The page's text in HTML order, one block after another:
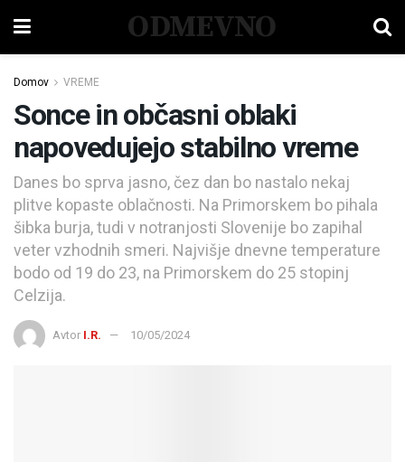
ODMEVNO
Domov VREME
Sonce in občasni oblaki
napovedujejo stabilno vreme
Danes bo sprva jasno, čez dan bo nastalo nekaj
plitve kopaste oblačnosti. Na Primorskem bo pihala
šibka burja, tudi v notranjosti Slovenije bo zapihal
veter vzhodnih smeri. Najvišje dnevne temperature
bodo od 19 do 23, na Primorskem do 25 stopinj
Celzija.
Avtor I.R. 10/05/2024